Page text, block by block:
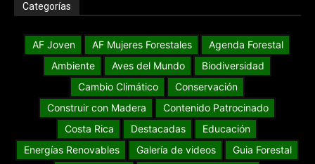
Categorías
AF Joven AF Mujeres Forestales
Agenda Forestal
Ambiente
Aves del Mundo
Biodiversidad
Cambio Climático
Conservación
Construir con Madera
Contenido Patrocinado
Costa Rica
Destacadas
Educación
Energías Renovables
Galería de videos
Guia Forestal